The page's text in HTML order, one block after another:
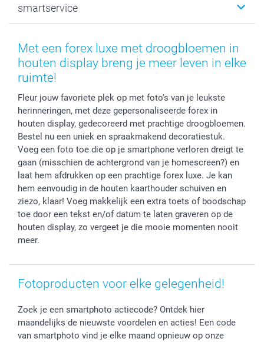
MyNameBook
Stickers en Etiketten
Fotokaders, Decoratie en Snoepjes
Fotokalenders & Fotoagenda's
Communie- en Lentefeest
Geschenken voor hem
Afstuderen
Moederdag
Verjaardag
Geboorte
Duurzaamheid
Voorwaarden
Herroepingsrecht
Klachtenregeling
Privacybeleid
Cookiebeleid
Prijslijst
Jobs & Stages
Investor Relations
smartservice
smartgarantie
smartbonus
Betalingsmogelijkheden
Levering
Mijn orderstatus
smartfriends
Met een forex luxe met droogbloemen in
houten display breng je meer leven in elke
ruimte!
Fleur jouw favoriete plek op met foto's van je leukste
herinneringen, met deze gepersonaliseerde forex in
houten display, gedecoreerd met prachtige droogbloemen.
Bestel nu een uniek en spraakmakend decoratiestuk.
Voeg een foto toe die op je smartphone verloren dreigt te
gaan (misschien de achtergrond van je homescreen?) en
laat hem afdrukken op een prachtige forex luxe. Je kan
hem eenvoudig in de houten kaarthouder schuiven en
ziezo, klaar! Voeg makkelijk een extra toets of boodschap
toe door een tekst en/of datum te laten graveren op de
houten display, zo vergeet je die mooie momenten nooit
meer.
Fotoproducten voor elke gelegenheid!
Zoek je een smartphoto actiecode? Ontdek hier
maandelijks de nieuwste voordelen en acties! Een code
van smartphoto vind je elke maand opnieuw op onze